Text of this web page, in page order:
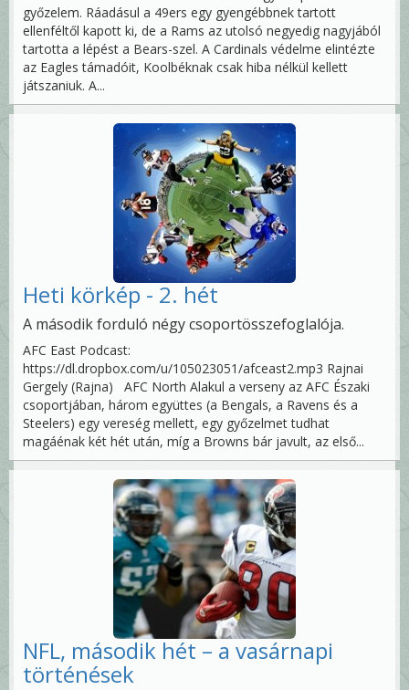
győzelem. Ráadásul a 49ers egy gyengébbnek tartott
ellenféltől kapott ki, de a Rams az utolsó negyedig nagyjából
tartotta a lépést a Bears-szel. A Cardinals védelme elintézte
az Eagles támadóit, Koolbéknak csak hiba nélkül kellett
játszaniuk. A...
Heti körkép - 2. hét
A második forduló négy csoportösszefoglalója.
AFC East Podcast:
https://dl.dropbox.com/u/105023051/afceast2.mp3 Rajnai
Gergely (Rajna) AFC North Alakul a verseny az AFC Északi
csoportjában, három együttes (a Bengals, a Ravens és a
Steelers) egy vereség mellett, egy győzelmet tudhat
magáénak két hét után, míg a Browns bár javult, az első...
NFL, második hét – a vasárnapi
történések